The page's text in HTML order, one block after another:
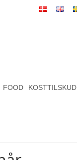
FOOD KOSTTILSKUD